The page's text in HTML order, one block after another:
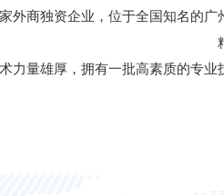
外商独资企业，位于全国知名的
力量雄厚，拥有一批高素质的专业